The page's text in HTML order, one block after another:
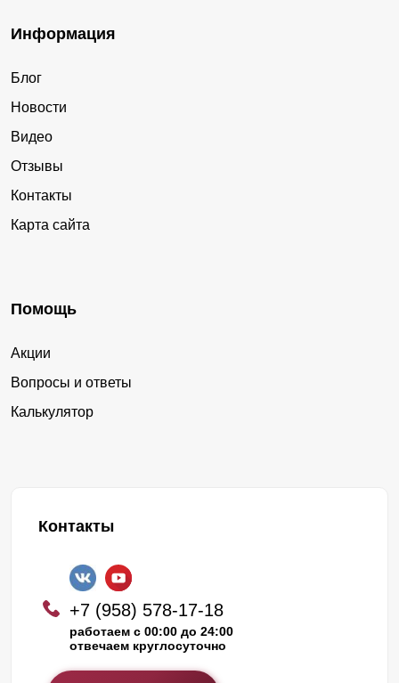
Информация
Блог
Новости
Видео
Отзывы
Контакты
Карта сайта
Помощь
Акции
Вопросы и ответы
Калькулятор
Контакты
+7 (958) 578-17-18
работаем с 00:00 до 24:00
отвечаем круглосуточно